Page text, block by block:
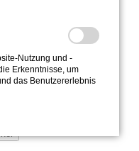
Nutzung und -
Erkenntnisse, um
das Benutzererlebnis